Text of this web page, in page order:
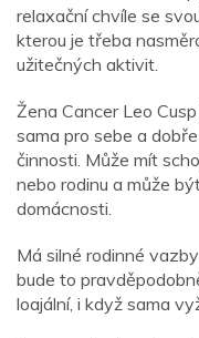
relaxační chvíle se
kterou je třeba
užitečných aktivit.
Žena Cancer Leo
sama pro sebe a
činnosti. Může mít
nebo rodinu a může
domácnosti.
Má silné rodinné
bude to
loajální, i když sama